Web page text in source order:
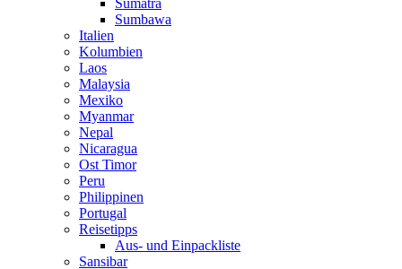
Sumatra
Sumbawa
Italien
Kolumbien
Laos
Malaysia
Mexiko
Myanmar
Nepal
Nicaragua
Ost Timor
Peru
Philippinen
Portugal
Reisetipps
Aus- und Einpackliste
Sansibar